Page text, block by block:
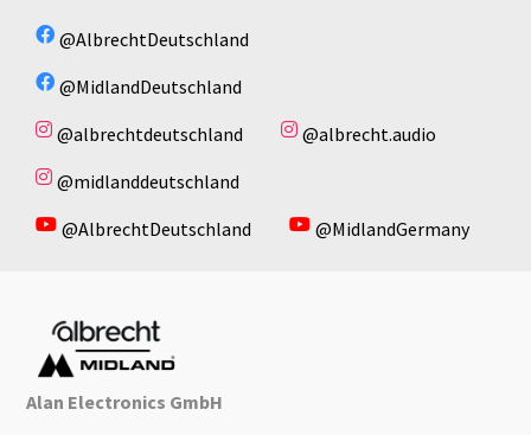
@AlbrechtDeutschland
@MidlandDeutschland
@albrechtdeutschland
@albrecht.audio
@midlanddeutschland
@AlbrechtDeutschland
@MidlandGermany
Alan Electronics GmbH